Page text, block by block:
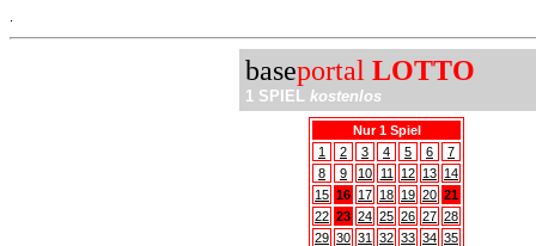
baseportal LOTTO
1 SPIEL kostenlos
Nur 1 Spiel
1
2 3 4 5 6
7
8
9 10 11 12 13 14
15 16 17 18 19 20 21
22 23 24 25 26 27 28
29 30 31 32 33 34 35